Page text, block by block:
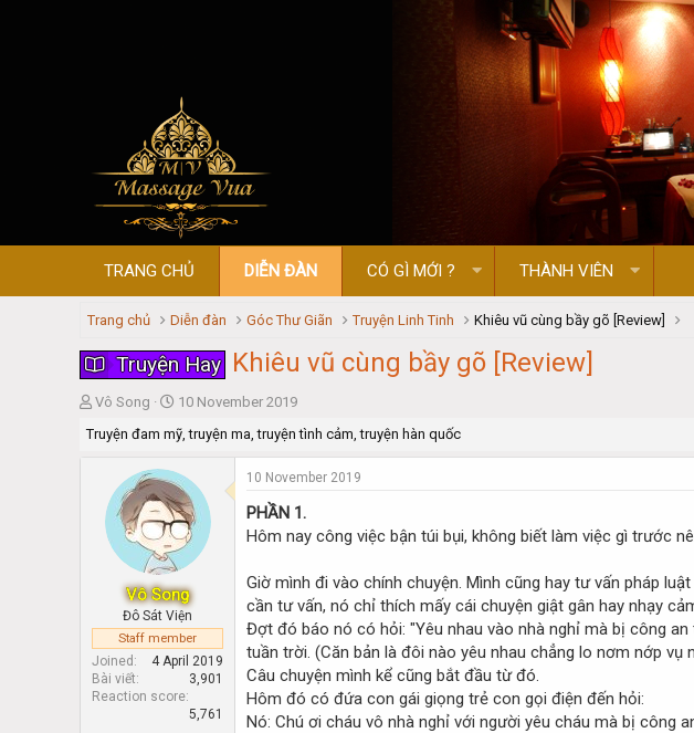
TRANG CHỦ DIỄN ĐÀN CÓ GÌ MỚI ? THÀNH VIÊN
Trang chủ Diễn đàn Góc Thư Giãn Truyện Linh Tinh Khiêu vũ cùng bầy gõ [Review]
Truyện Hay Khiêu vũ cùng bầy gõ [Review]
T
r
Vô Song
S
a
t
d
a
t
10 November 2019
Truyện đam mỹ, truyện ma, truyện tình cảm, truyện hàn quốc
Vô Song
Đô Sát Viện
Staff member
Joined
4 April 2019
Bài viết
3,901
Reaction score
5,761
10 November 2019
PHẦN 1.
Hôm nay công việc bận túi bụi, không biết làm việc gì trước
Giờ mình đi vào chính chuyện. Mình cũng hay tư vấn pháp
cần tư vấn, nó chỉ thích mấy cái chuyện giật gân hay nhạy
Đợt đó báo nó có hỏi: "Yêu nhau vào nhà nghỉ mà bị công
tuần trời. (Căn bản là đôi nào yêu nhau chẳng lo nơm nớp
Câu chuyện mình kể cũng bắt đầu từ đó.
Hôm đó có đứa con gái giọng trẻ con gọi điện đến hỏi:
Nó: Chú ơi cháu vô nhà nghỉ với người yêu cháu mà bị công